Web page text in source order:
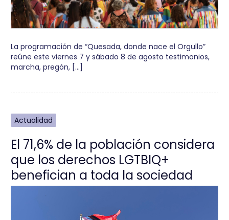
La programación de “Quesada, donde nace el Orgullo”
reúne este viernes 7 y sábado 8 de agosto testimonios,
marcha, pregón, […]
Actualidad
El 71,6% de la población considera
que los derechos LGTBIQ+
benefician a toda la sociedad